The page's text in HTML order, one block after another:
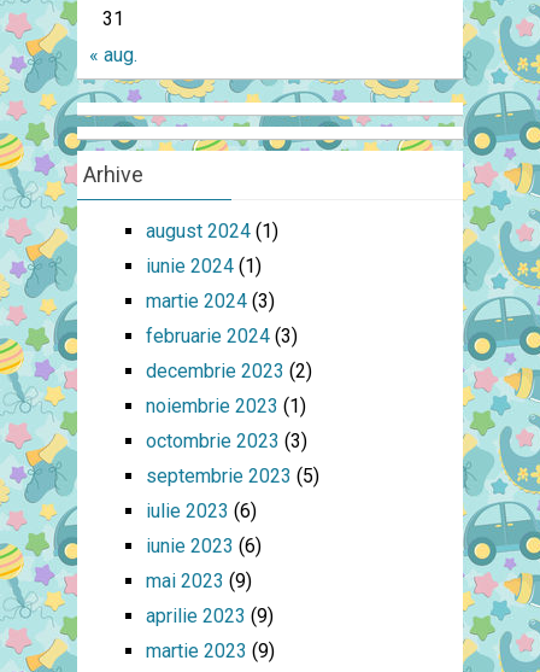
31
« aug.
Arhive
august 2024(1)
iunie 2024(1)
martie 2024(3)
februarie 2024(3)
decembrie 2023 (2)
noiembrie 2023 (1)
octombrie 2023 (3)
septembrie 2023 (5)
iulie 2023 (6)
iunie 2023 (6)
mai 2023 (9)
aprilie 2023 (9)
martie 2023 (9)